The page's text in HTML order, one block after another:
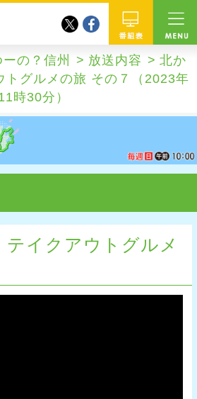
番組
twitterfacebook
ーの？信州 放送内容
北か
トグルメの旅 その７（2023年
時30分）
テイクアウトグルメ